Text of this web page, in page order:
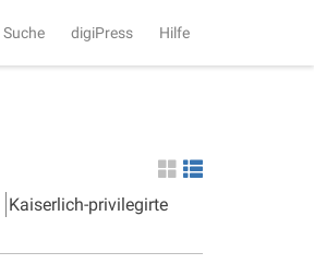
Suche digiPress Hilfe
Kaiserlich-privilegirte